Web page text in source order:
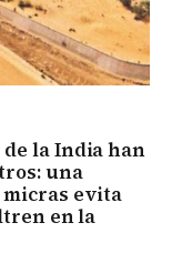
la India han
una
micras evita
en la